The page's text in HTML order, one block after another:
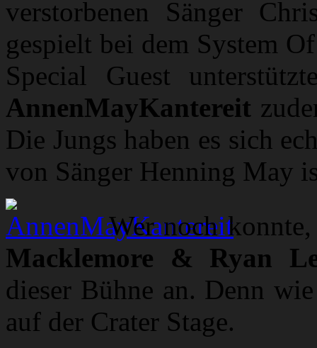
verstorbenen Sänger
gespielt bei dem System
Special Guest
AnnenMayKantereit
Die Jungs haben es sich
von Sänger Henning May
Wer noch
Macklemore & Ryan
dieser Bühne an. Denn
auf der Crater Stage.